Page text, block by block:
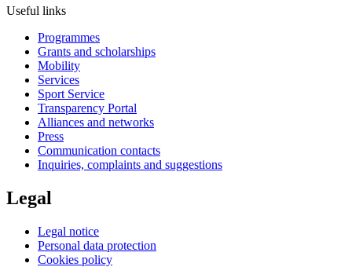
Useful links
Programmes
Grants and scholarships
Mobility
Services
Sport Service
Transparency Portal
Alliances and networks
Press
Communication contacts
Inquiries, complaints and suggestions
Legal
Legal notice
Personal data protection
Cookies policy